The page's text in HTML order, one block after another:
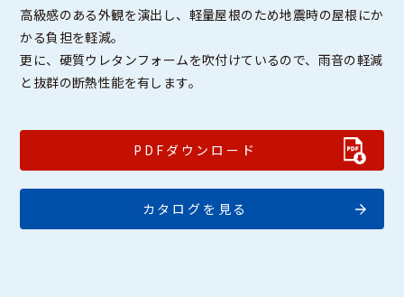
高級感のある外観を演出し、軽量屋根のため地震時の屋根にか
かる負担を軽減。
更に、硬質ウレタンフォームを吹付けているので、雨音の軽減
と抜群の断熱性能を有します。
PDFダウンロード
カタログを見る